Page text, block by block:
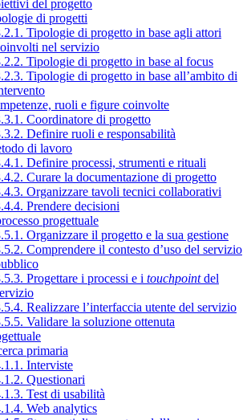
del progetto
di progetti
Tipologie di progetto in base agli attori
nel servizio
Tipologie di progetto in base al focus
Tipologie di progetto in base all’ambito di
ruoli e figure coinvolte
Coordinatore di progetto
Definire ruoli e responsabilità
di lavoro
Definire processi, strumenti e rituali
Curare la documentazione di progetto
Organizzare tavoli tecnici collaborativi
Prendere decisioni
progettuale
Organizzare il progetto e la sua gestione
Comprendere il contesto d’uso del servizio
Progettare i processi e i touchpointdel
Realizzare l’interfaccia utente del servizio
Validare la soluzione ottenuta
primaria
Interviste
Questionari
Test di usabilità
Web analytics